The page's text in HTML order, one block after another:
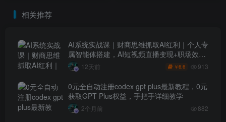
相关推荐
AI系统实战课｜财商思维抓取AI红利｜个人专
属智能体搭建，AI短视频直播变现+职场效率
升级全套教程
12天前 ￥6.6 913
0元全自动注册codex gpt plus最新教程，0元
获取GPT Plus权益，手把手详细教学
2个月前 882